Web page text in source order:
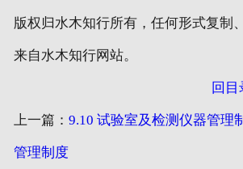
版权归水木知行所有，任何形式复制
来自水木知行网站。
回目
上一篇： 9.10 试验室及检测仪器管
管理制度